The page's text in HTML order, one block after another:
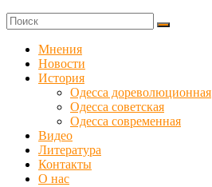
Мнения
Новости
История
Одесса дореволюционная
Одесса советская
Одесса современная
Видео
Литература
Контакты
О нас